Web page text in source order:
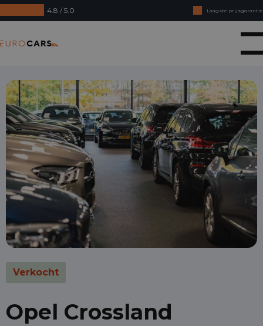
4.8 / 5.0
Laagste prijsgarantie
Online kopen, niet goed geld terug
Financial lease - Soepele acceptatie
Verkocht
Opel Crossland